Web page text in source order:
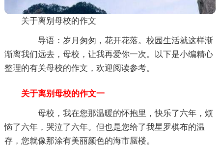
关于离别母校的作文
导语：岁月匆匆，花开花落。校园生活就这样渐
渐离我们远去，母校，让我再爱你一次。以下是小编精心
整理的有关母校的作文，欢迎阅读参考。
关于离别母校的作文一
母校，我在您那温暖的怀抱里，快乐了六年，烦
恼了六年，哭泣了六年。但也是您给了我星罗棋布的温
存，您就像那涂有美丽颜色的海市蜃楼。